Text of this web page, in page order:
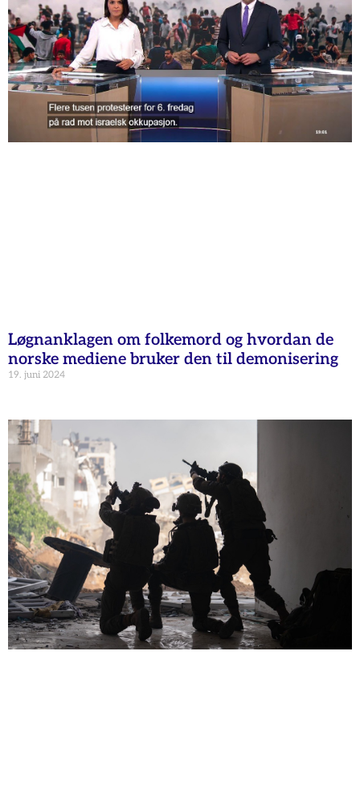
Løgnanklagen om folkemord og hvordan de
norske mediene bruker den til demonisering
19. juni 2024